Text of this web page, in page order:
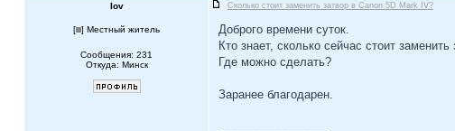
Iov Сколько стоит заменить затвор в Canon 5D Mark IV?
[ ] Местный житель
Сообщения: 231
Откуда: Минск
Доброго времени суток.
Кто знает, сколько сейчас стоит
Где можно сделать?
Заранее благодарен.